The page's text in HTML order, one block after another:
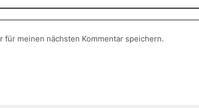
meinen nächsten Kommentar speichern.